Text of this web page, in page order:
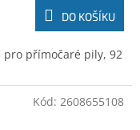
DO KOŠÍKU
pro přímočaré pily, 92
Kód: 2608655108